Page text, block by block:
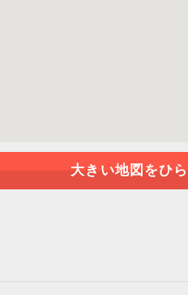
大きい地図をひら